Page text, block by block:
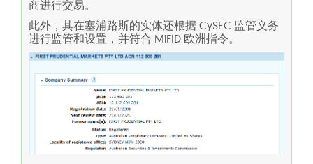
商进行交易。
此外，其在塞浦路斯的实体还根据 CySEC 监管义务
进行监管和设置，并符合 MiFID 欧洲指令。